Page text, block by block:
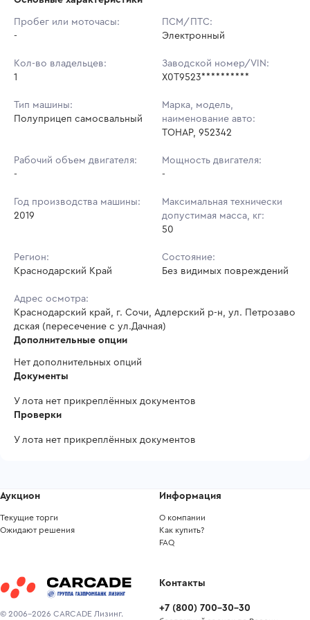
Шаг торгов: 12 273 ₽
Кол-во ставок:
Ставок не найдено
в аукционах
Пробег или моточасы:
-
ПСМ/ПТС:
Электронный
Кол-во владельцев:
1
Заводской номер/VIN:
X0T9523**********
Тип машины:
Полуприцеп самосвальный
Марка, модель,
наименование авто:
ТОНАР, 952342
Рабочий объем двигателя:
-
Мощность двигателя:
-
Год производства машины:
2019
Максимальная технически
допустимая масса, кг:
50
Регион:
Краснодарский Край
Состояние:
Без видимых повреждений
Адрес осмотра:
Краснодарский край, г. Сочи, Адлерский р-н, ул. Петрозаво
дская (пересечение с ул.Дачная)
Дополнительные опции
Нет дополнительных опций
Документы
У лота нет прикреплённых документов
Проверки
У лота нет прикреплённых документов
© 2006-2026 CARCADE Лизинг.
Аукцион
Текущие торги
Ожидают решения
Информация
О компании
Как купить?
FAQ
Контакты
+7 (800) 700-30-30